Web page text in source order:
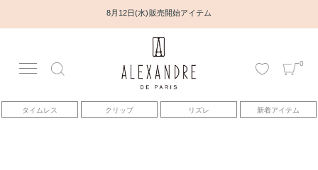
8月12日(水) 販売開始アイテム
0
タイムレス クリップ リズレ 新着アイテム
アカウント
アイテム